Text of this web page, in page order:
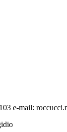
e-mail: